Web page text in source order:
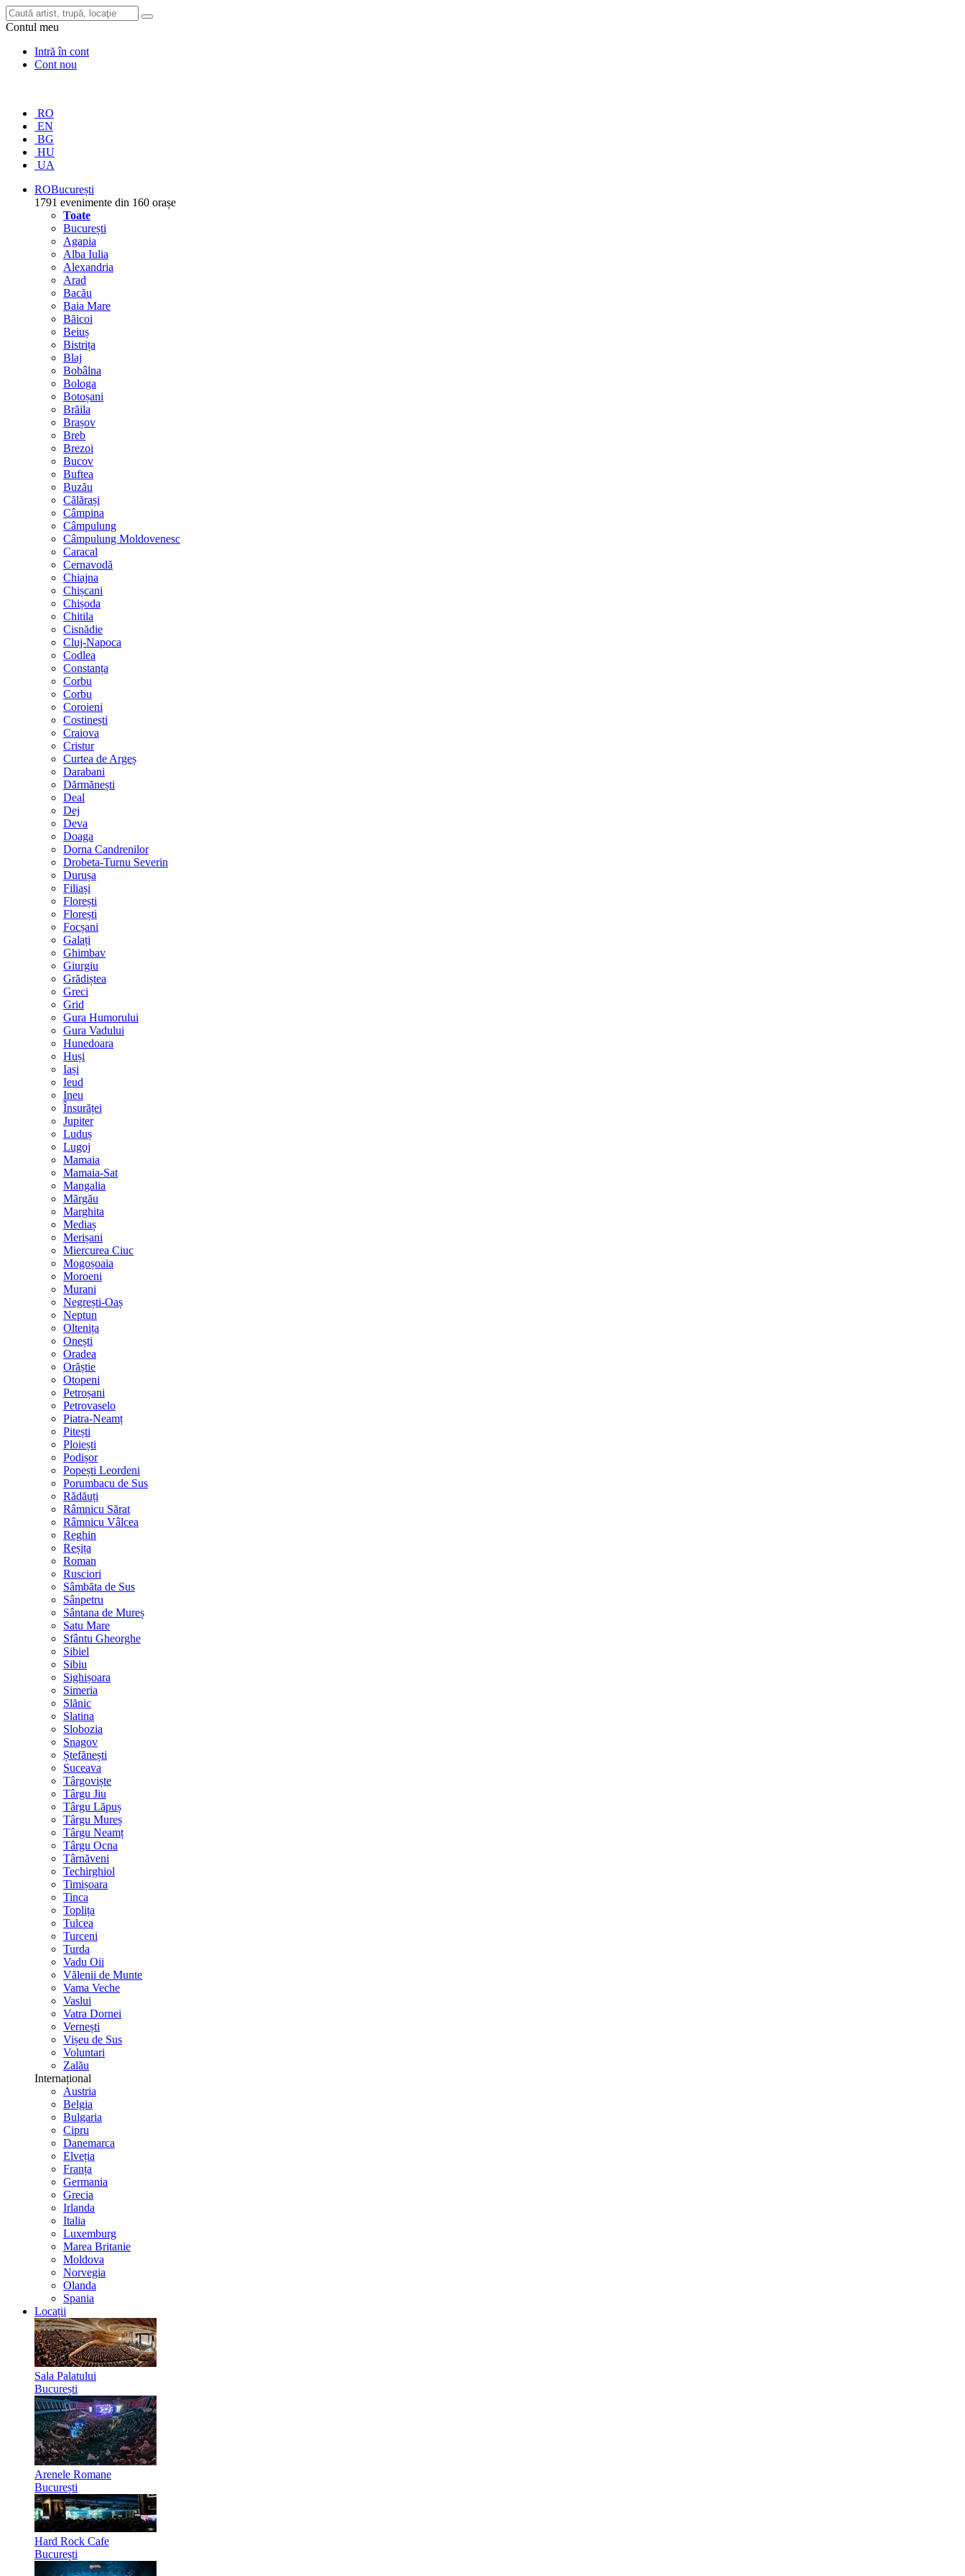
Contul meu
Intră în cont
Cont nou
RO
EN
BG
HU
UA
ROBucurești
1791 evenimente din 160 orașe
Toate
București
Agapia
Alba Iulia
Alexandria
Arad
Bacău
Baia Mare
Băicoi
Beiuș
Bistrița
Blaj
Bobâlna
Bologa
Botoșani
Brăila
Brașov
Breb
Brezoi
Bucov
Buftea
Buzău
Călărași
Câmpina
Câmpulung
Câmpulung Moldovenesc
Caracal
Cernavodă
Chiajna
Chișcani
Chișoda
Chitila
Cisnădie
Cluj-Napoca
Codlea
Constanța
Corbu
Corbu
Coroieni
Costinești
Craiova
Cristur
Curtea de Argeș
Darabani
Dărmănești
Deal
Dej
Deva
Doaga
Dorna Candrenilor
Drobeta-Turnu Severin
Durușa
Filiași
Florești
Florești
Focșani
Galați
Ghimbav
Giurgiu
Grădiștea
Greci
Grid
Gura Humorului
Gura Vadului
Hunedoara
Huși
Iași
Ieud
Ineu
Însurăței
Jupiter
Luduș
Lugoj
Mamaia
Mamaia-Sat
Mangalia
Mărgău
Marghita
Mediaș
Merișani
Miercurea Ciuc
Mogoșoaia
Moroeni
Murani
Negrești-Oaș
Neptun
Oltenița
Onești
Oradea
Orăștie
Otopeni
Petroșani
Petrovaselo
Piatra-Neamț
Pitești
Ploiești
Podișor
Popești Leordeni
Porumbacu de Sus
Rădăuți
Râmnicu Sărat
Râmnicu Vâlcea
Reghin
Reșița
Roman
Rusciori
Sâmbăta de Sus
Sânpetru
Sântana de Mureș
Satu Mare
Sfântu Gheorghe
Sibiel
Sibiu
Sighișoara
Simeria
Slănic
Slatina
Slobozia
Snagov
Ștefănești
Suceava
Târgoviște
Târgu Jiu
Târgu Lăpuș
Târgu Mureș
Târgu Neamț
Târgu Ocna
Târnăveni
Techirghiol
Timișoara
Tinca
Toplița
Tulcea
Turceni
Turda
Vadu Oii
Vălenii de Munte
Vama Veche
Vaslui
Vatra Dornei
Vernești
Vișeu de Sus
Voluntari
Zalău
Internațional
Austria
Belgia
Bulgaria
Cipru
Danemarca
Elveția
Franța
Germania
Grecia
Irlanda
Italia
Luxemburg
Marea Britanie
Moldova
Norvegia
Olanda
Spania
Locații
Sala Palatului
București
Arenele Romane
București
Hard Rock Cafe
București